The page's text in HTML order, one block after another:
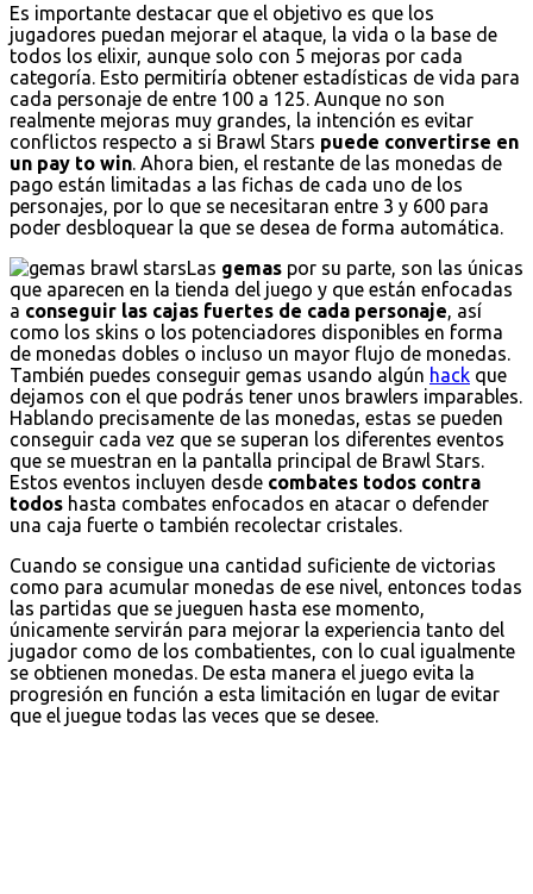
Es importante destacar que el objetivo es que los
jugadores puedan mejorar el ataque, la vida o la base de
todos los elixir, aunque solo con 5 mejoras por cada
categoría. Esto permitiría obtener estadísticas de vida para
cada personaje de entre 100 a 125. Aunque no son
realmente mejoras muy grandes, la intención es evitar
conflictos respecto a si Brawl Stars puede convertirse en
un pay to win . Ahora bien, el restante de las monedas de
pago están limitadas a las fichas de cada uno de los
personajes, por lo que se necesitaran entre 3 y 600 para
poder desbloquear la que se desea de forma automática.
Las gemas por su parte, son las únicas
que aparecen en la tienda del juego y que están enfocadas
a conseguir las cajas fuertes de cada personaje , así
como los skins o los potenciadores disponibles en forma
de monedas dobles o incluso un mayor flujo de monedas.
También puedes conseguir gemas usando algún hack que
dejamos con el que podrás tener unos brawlers imparables.
Hablando precisamente de las monedas, estas se pueden
conseguir cada vez que se superan los diferentes eventos
que se muestran en la pantalla principal de Brawl Stars.
Estos eventos incluyen desde combates todos contra
todos hasta combates enfocados en atacar o defender
una caja fuerte o también recolectar cristales.
Cuando se consigue una cantidad suficiente de victorias
como para acumular monedas de ese nivel, entonces todas
las partidas que se jueguen hasta ese momento,
únicamente servirán para mejorar la experiencia tanto del
jugador como de los combatientes, con lo cual igualmente
se obtienen monedas. De esta manera el juego evita la
progresión en función a esta limitación en lugar de evitar
que el juegue todas las veces que se desee.